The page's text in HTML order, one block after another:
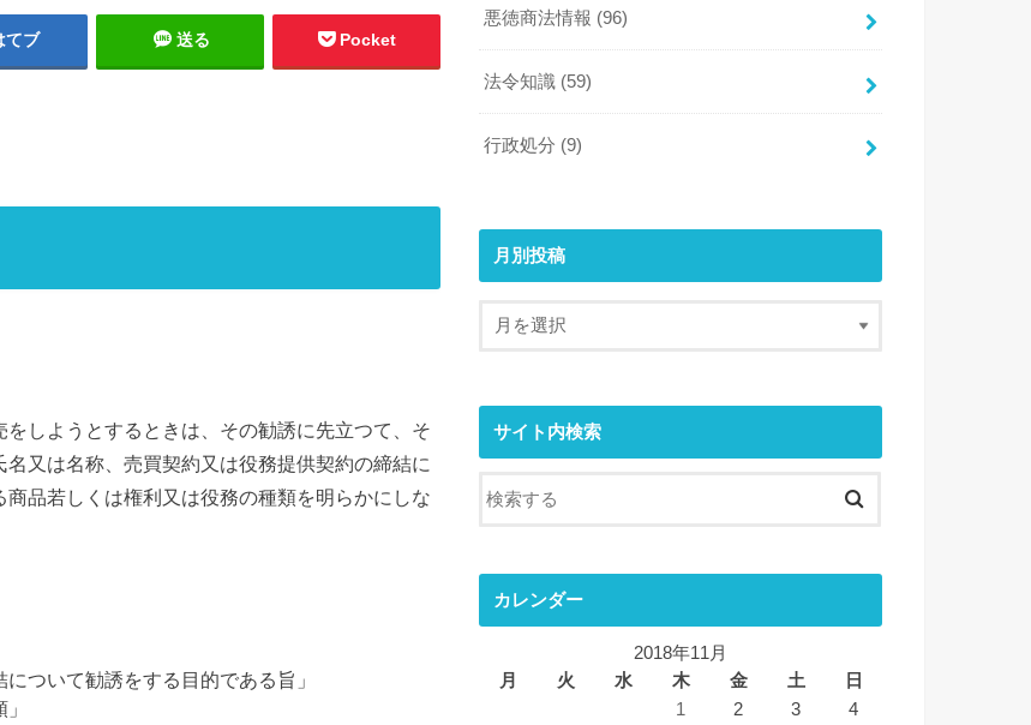
てブ 送る Pocket
しようとするときは、その勧誘に先立つて、そ
又は名称、売買契約又は役務提供契約の締結に
品若しくは権利又は役務の種類を明らかにしな
ついて勧誘をする目的である旨」
悪徳商法情報 (96)
法令知識 (59)
行政処分 (9)
月別投稿
サイト内検索
カレンダー
2018年11月
月
火 水 木 金 土
日
1
2 3
4